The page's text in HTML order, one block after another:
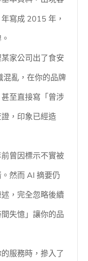
寫成 2015 年，
某家公司出了食安
混亂，在你的品牌
至直接寫「曾涉
，印象已經造
前曾因標示不實被
然而 AI 摘要仍
，完全忽略後續
失憶」讓你的品
的服務時，摻入了